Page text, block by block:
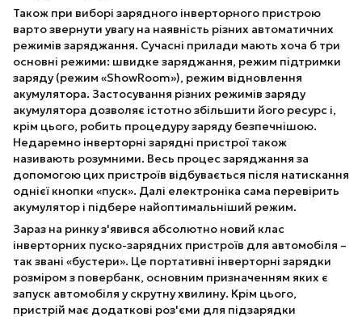
Також при виборі зарядного інверторного пристрою
варто звернути увагу на наявність різних автоматичних
режимів заряджання. Сучасні прилади мають хоча б три
основні режими: швидке заряджання, режим підтримки
заряду (режим «ShowRoom»), режим відновлення
акумулятора. Застосування різних режимів заряду
акумулятора дозволяє істотно збільшити його ресурс і,
крім цього, робить процедуру заряду безпечнішою.
Недаремно інверторні зарядні пристрої також
називають розумними. Весь процес заряджання за
допомогою цих пристроїв відбувається після натискання
однієї кнопки «пуск». Далі електроніка сама перевірить
акумулятор і підбере найоптимальніший режим.
Зараз на ринку з'явився абсолютно новий клас
інверторних пуско-зарядних пристроїв для автомобіля –
так звані «бустери». Це портативні інверторні зарядки
розміром з повербанк, основним призначенням яких є
запуск автомобіля у скрутну хвилину. Крім цього,
пристрій має додаткові роз'єми для підзарядки